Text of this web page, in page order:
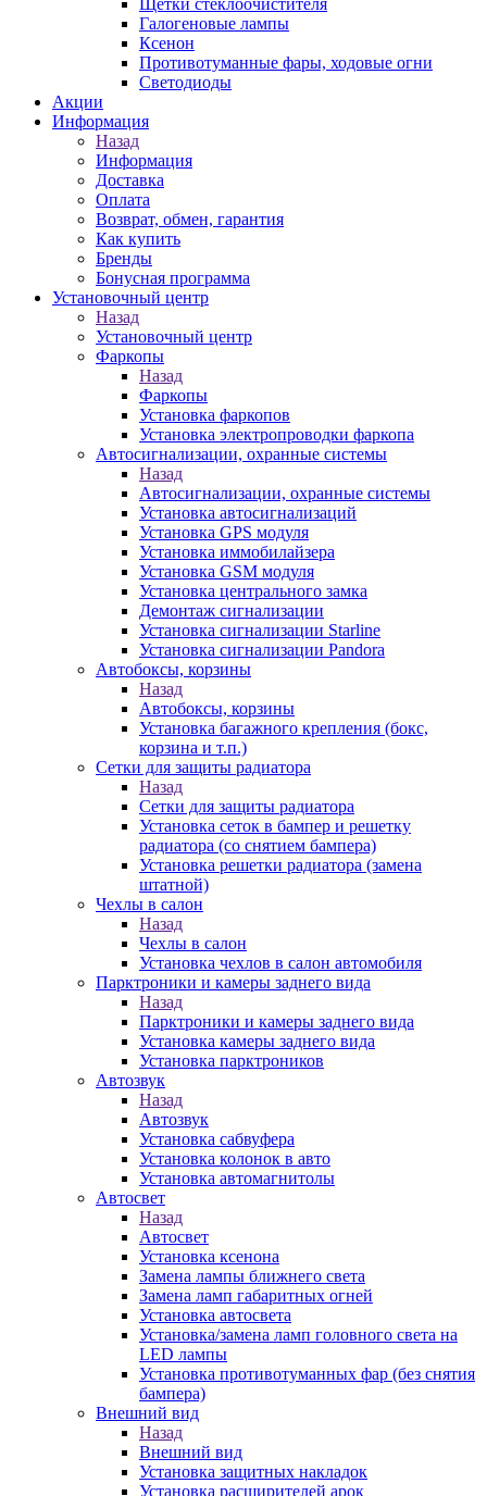
Щетки стеклоочистителя
Галогеновые лампы
Ксенон
Противотуманные фары, ходовые огни
Светодиоды
Акции
Информация
Назад
Информация
Доставка
Оплата
Возврат, обмен, гарантия
Как купить
Бренды
Бонусная программа
Установочный центр
Назад
Установочный центр
Фаркопы
Назад
Фаркопы
Установка фаркопов
Установка электропроводки фаркопа
Автосигнализации, охранные системы
Назад
Автосигнализации, охранные системы
Установка автосигнализаций
Установка GPS модуля
Установка иммобилайзера
Установка GSM модуля
Установка центрального замка
Демонтаж сигнализации
Установка сигнализации Starline
Установка сигнализации Pandora
Автобоксы, корзины
Назад
Автобоксы, корзины
Установка багажного крепления (бокс,
корзина и т.п.)
Сетки для защиты радиатора
Назад
Сетки для защиты радиатора
Установка сеток в бампер и решетку
радиатора (со снятием бампера)
Установка решетки радиатора (замена
штатной)
Чехлы в салон
Назад
Чехлы в салон
Установка чехлов в салон автомобиля
Парктроники и камеры заднего вида
Назад
Парктроники и камеры заднего вида
Установка камеры заднего вида
Установка парктроников
Автозвук
Назад
Автозвук
Установка сабвуфера
Установка колонок в авто
Установка автомагнитолы
Автосвет
Назад
Автосвет
Установка ксенона
Замена лампы ближнего света
Замена ламп габаритных огней
Установка автосвета
Установка/замена ламп головного света на
LED лампы
Установка противотуманных фар (без снятия
бампера)
Внешний вид
Назад
Внешний вид
Установка защитных накладок
Установка расширителей арок